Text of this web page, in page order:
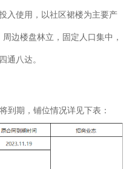
入使用 ， 以社区裙楼为主要产
周边楼盘林立，固定人口集中 ，
通八达。
到期，铺位情况详见下表 ：